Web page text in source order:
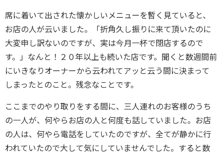
席に着いて出された懐かしいメニューを暫く見ていると、
お店の人が云いました。「折角久し振りに来て頂いたのに
大変申し訳ないのですが、実は今月一杯で閉店するので
す。」なんと！２０年以上も続いた店です。聞くと数週間前
にいきなりオーナーから云われてアッと云う間に決まって
しまったとのこと。残念なことです。
ここまでのやり取りをする間に、三人連れのお客様のうち
の一人が、何やらお店の人と何度も話していました。お店
の人は、何やら電話をしていたのですが、全てが静かに行
われていたので大して気にしていませんでした。すると数